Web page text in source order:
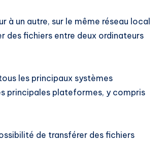
à un autre, sur le même réseau local
des fichiers entre deux ordinateurs
les principaux systèmes
principales plateformes, y compris
de transférer des fichiers